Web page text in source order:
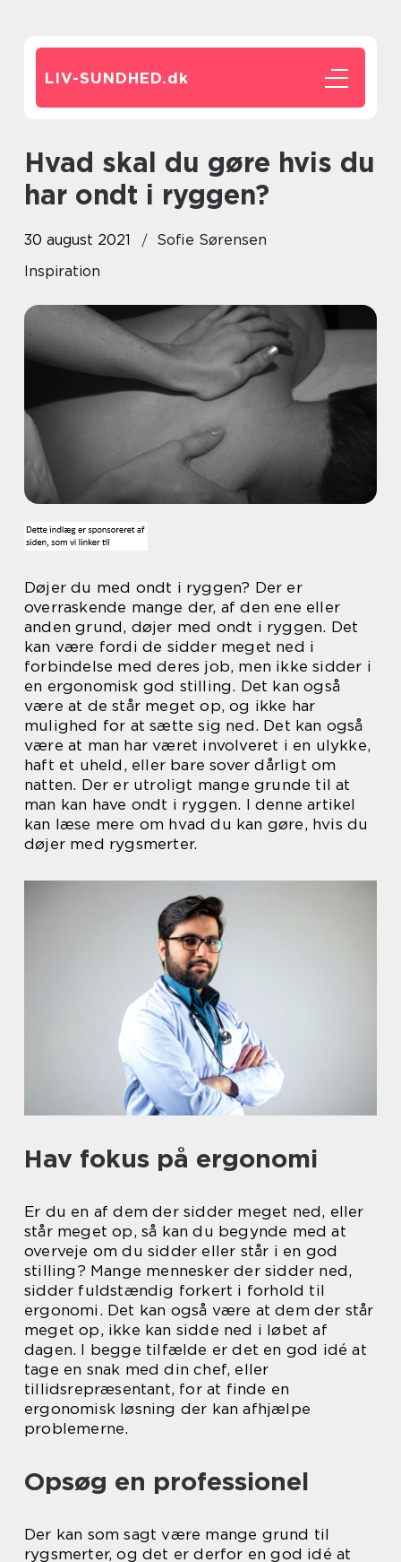
LIV-SUNDHED.dk
Hvad skal du gøre hvis du
har ondt i ryggen?
30 august 2021
Sofie Sørensen
Inspiration
Døjer du med ondt i ryggen? Der er
overraskende mange der, af den ene eller
anden grund, døjer med ondt i ryggen. Det
kan være fordi de sidder meget ned i
forbindelse med deres job, men ikke sidder i
en ergonomisk god stilling. Det kan også
være at de står meget op, og ikke har
mulighed for at sætte sig ned. Det kan også
være at man har været involveret i en ulykke,
haft et uheld, eller bare sover dårligt om
natten. Der er utroligt mange grunde til at
man kan have ondt i ryggen. I denne artikel
kan læse mere om hvad du kan gøre, hvis du
døjer med rygsmerter.
Hav fokus på ergonomi
Er du en af dem der sidder meget ned, eller
står meget op, så kan du begynde med at
overveje om du sidder eller står i en god
stilling? Mange mennesker der sidder ned,
sidder fuldstændig forkert i forhold til
ergonomi. Det kan også være at dem der står
meget op, ikke kan sidde ned i løbet af
dagen. I begge tilfælde er det en god idé at
tage en snak med din chef, eller
tillidsrepræsentant, for at finde en
ergonomisk løsning der kan afhjælpe
problemerne.
Opsøg en professionel
Der kan som sagt være mange grund til
rygsmerter, og det er derfor en god idé at